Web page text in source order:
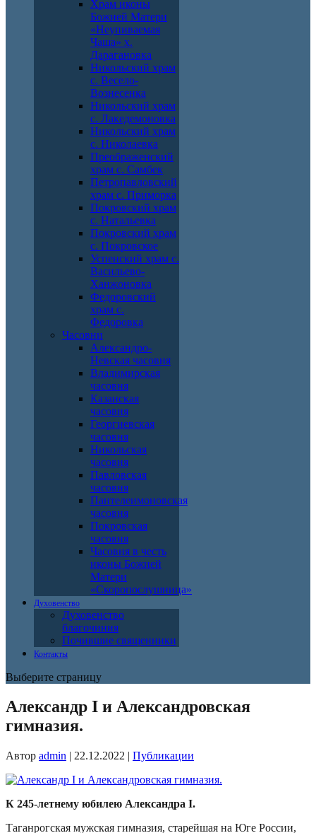
Храм иконы
Божией Матери
«Неупиваемая
Чаша» х.
Дарагановка
Никольский храм
с. Весело-
Вознесенка
Никольский храм
с. Лакедемоновка
Никольский храм
с. Николаевка
Преображенский
храм с. Самбек
Петропавловский
храм с. Приморка
Покровский храм
с. Натальевка
Покровский храм
с. Покровское
Успенский храм с.
Васильево-
Ханжоновка
Федоровский
храм с.
Федоровка
Часовни
Александро-
Невская часовня
Владимирская
часовня
Казанская
часовня
Георгиевская
часовня
Никольская
часовня
Павловская
часовня
Пантелеимоновская
часовня
Покровская
часовня
Часовня в честь
иконы Божией
Матери
«Скоропослушница»
Духовенство
Духовенство
благочиния
Почившие священники
Контакты
Выберите страницу
Александр I и Александровская
гимназия.
Автор admin | 22.12.2022 | Публикации
К 245-летнему юбилею Александра I.
Таганрогская мужская гимназия, старейшая на Юге России,